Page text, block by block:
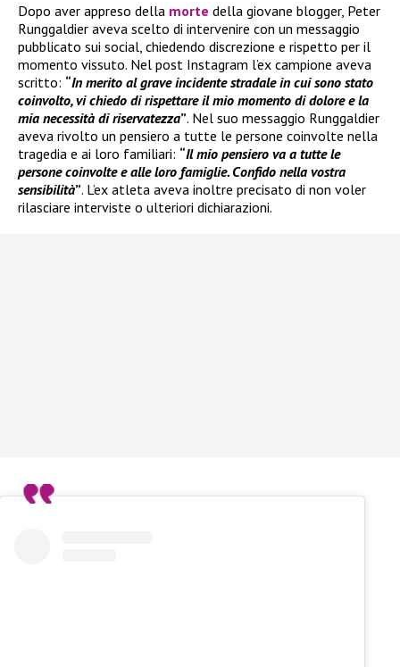
Dopo aver appreso della morte della giovane blogger, Peter
Runggaldier aveva scelto di intervenire con un messaggio
pubblicato sui social, chiedendo discrezione e rispetto per il
momento vissuto. Nel post Instagram l’ex campione aveva
scritto: “In merito al grave incidente stradale in cui sono stato
coinvolto, vi chiedo di rispettare il mio momento di dolore e la
mia necessità di riservatezza”. Nel suo messaggio Runggaldier
aveva rivolto un pensiero a tutte le persone coinvolte nella
tragedia e ai loro familiari: “Il mio pensiero va a tutte le
persone coinvolte e alle loro famiglie. Confido nella vostra
sensibilità”. L’ex atleta aveva inoltre precisato di non voler
rilasciare interviste o ulteriori dichiarazioni.